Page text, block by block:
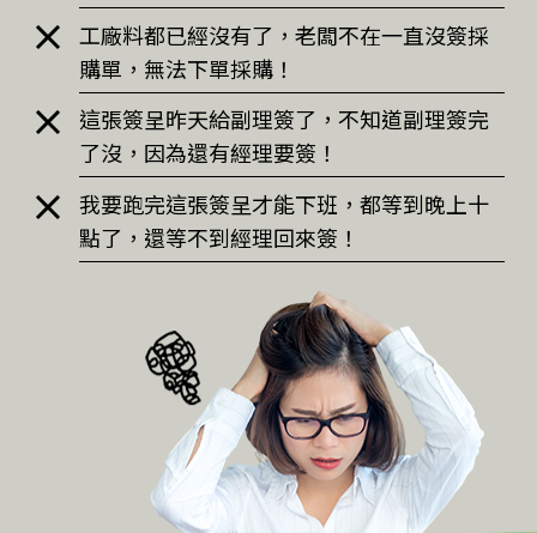
工廠料都已經沒有了，老闆不在一直沒簽採
購單，無法下單採購！
這張簽呈昨天給副理簽了，不知道副理簽完
了沒，因為還有經理要簽！
我要跑完這張簽呈才能下班，都等到晚上十
點了，還等不到經理回來簽！